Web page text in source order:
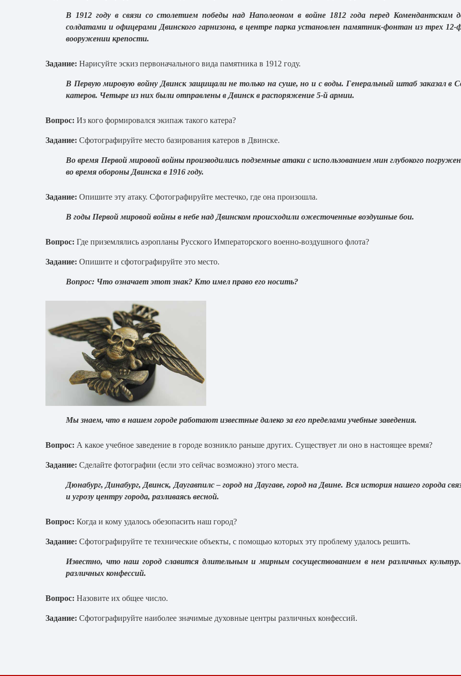
В 1912 году в связи со столетием победы над Наполеоном в войне 1812 года перед Комендантским
солдатами и офицерами Двинского гарнизона, в центре парка установлен памятник-фонтан из трех
вооружении крепости.
Задание: Нарисуйте эскиз первоначального вида памятника в 1912 году.
В Первую мировую войну Двинск защищали не только на суше, но и с воды. Генеральный штаб заказал
катеров. Четыре из них были отправлены в Двинск в распоряжение 5-й армии.
Вопрос: Из кого формировался экипаж такого катера?
Задание: Сфотографируйте место базирования катеров в Двинске.
Во время Первой мировой войны производились подземные атаки с использованием мин глубокого
во время обороны Двинска в 1916 году.
Задание: Опишите эту атаку. Сфотографируйте местечко, где она произошла.
В годы Первой мировой войны в небе над Двинском происходили ожесточенные воздушные бои.
Вопрос: Где приземлялись аэропланы Русского Императорского военно-воздушного флота?
Задание: Опишите и сфотографируйте это место.
Вопрос: Что означает этот знак? Кто имел право его носить?
Мы знаем, что в нашем городе работают известные далеко за его пределами учебные заведения.
Вопрос: А какое учебное заведение в городе возникло раньше других. Существует ли оно в настоящее время?
Задание: Сделайте фотографии (если это сейчас возможно) этого места.
Дюнабург, Динабург, Двинск, Даугавпилс – город на Даугаве, город на Двине. Вся история нашего города
и угрозу центру города, разливаясь весной.
Вопрос: Когда и кому удалось обезопасить наш город?
Задание: Сфотографируйте те технические объекты, с помощью которых эту проблему удалось решить.
Известно, что наш город славится длительным и мирным сосуществованием в нем различных
различных конфессий.
Вопрос: Назовите их общее число.
Задание: Сфотографируйте наиболее значимые духовные центры различных конфессий.